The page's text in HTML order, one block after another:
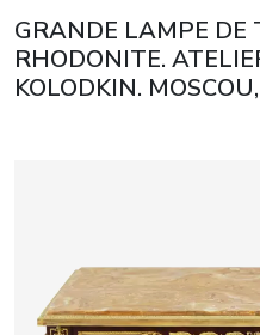
GRANDE LAMPE DE
RHODONITE.
KOLODKIN.